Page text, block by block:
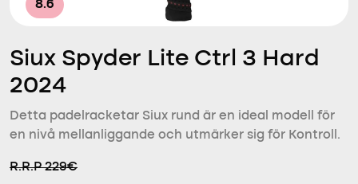
8.6
Siux Spyder Lite Ctrl 3 Hard
2024
Detta padelracketar Siux rund är en ideal modell för
en nivå mellanliggande och utmärker sig för Kontroll.
R.R.P 229€